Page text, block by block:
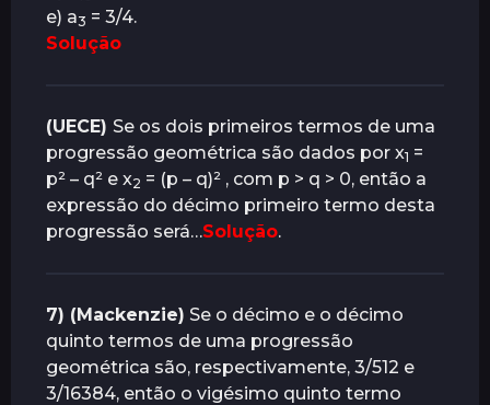
e) a3 = 3/4.
Solução
(UECE) Se os dois primeiros termos de uma
progressão geométrica são dados por x1 =
p² – q² e x2 = (p – q)² , com p > q > 0, então a
expressão do décimo primeiro termo desta
progressão será…Solução.
7) (Mackenzie) Se o décimo e o décimo
quinto termos de uma progressão
geométrica são, respectivamente, 3/512 e
3/16384, então o vigésimo quinto termo